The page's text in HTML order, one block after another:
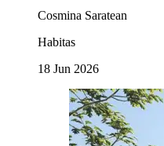
Cosmina Saratean
Habitas
18 Jun 2026